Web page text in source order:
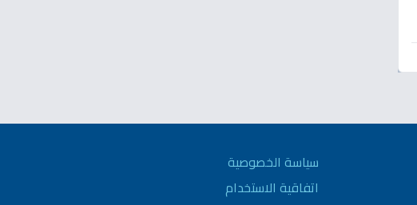
سياسة الخصوصية
اتفاقية الاستخدام